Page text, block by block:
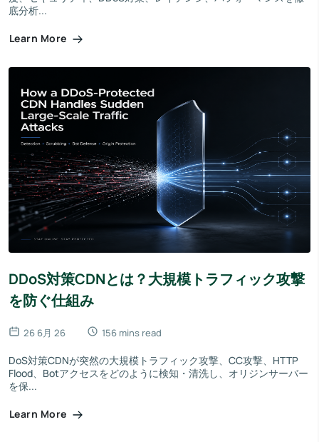
底分析...
Learn More
DDoS対策CDNとは？大規模トラフィック攻撃
を防ぐ仕組み
26 6月 26 156 mins read
DoS対策CDNが突然の大規模トラフィック攻撃、CC攻撃、HTTP
Flood、Botアクセスをどのように検知・清洗し、オリジンサーバー
を保...
Learn More